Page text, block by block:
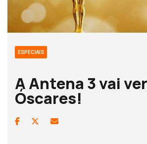
ESPECIAIS
A Antena 3 vai
Óscares!